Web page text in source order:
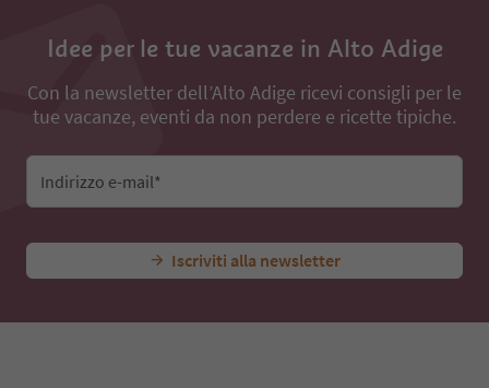
Idee per le tue vacanze in Alto Adige
Con la newsletter dell’Alto Adige ricevi consigli per le
tue vacanze, eventi da non perdere e ricette tipiche.
Indirizzo e-mail*
Iscriviti alla newsletter